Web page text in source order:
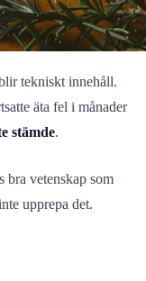
tekniskt innehåll.
äta fel i månader
stämde.
bra vetenskap som
upprepa det.